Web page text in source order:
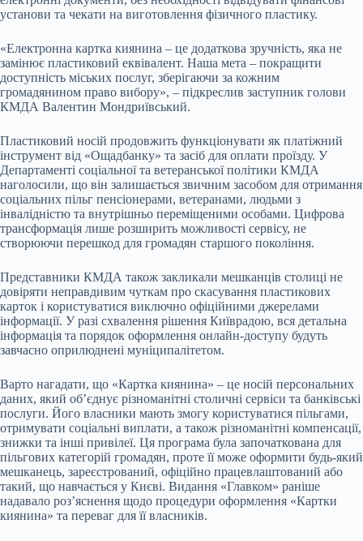
установи та чекати на виготовлення фізичного пластику.
«Електронна картка киянина – це додаткова зручність, яка не
замінює пластиковий еквівалент. Наша мета – покращити
доступність міських послуг, зберігаючи за кожним
громадянином право вибору», – підкреслив заступник голови
КМДА Валентин Мондриївський.
Пластиковий носій продовжить функціонувати як платіжний
інструмент від «Ощадбанку» та засіб для оплати проїзду. У
Департаменті соціальної та ветеранської політики КМДА
наголосили, що він залишається звичним засобом для отримання
соціальних пільг пенсіонерами, ветеранами, людьми з
інвалідністю та внутрішньо переміщеними особами. Цифрова
трансформація лише розширить можливості сервісу, не
створюючи перешкод для громадян старшого покоління.
Представники КМДА також закликали мешканців столиці не
довіряти неправдивим чуткам про скасування пластикових
карток і користуватися виключно офіційними джерелами
інформації. У разі схвалення рішення Київрадою, вся детальна
інформація та порядок оформлення онлайн-доступу будуть
завчасно оприлюднені муніципалітетом.
Варто нагадати, що «Картка киянина» – це носій персональних
даних, який об’єднує різноманітні столичні сервіси та банківські
послуги. Його власники мають змогу користуватися пільгами,
отримувати соціальні виплати, а також різноманітні компенсації,
знижки та інші привілеї. Ця програма була започаткована для
пільгових категорій громадян, проте її може оформити будь-який
мешканець, зареєстрований, офіційно працевлаштований або
такий, що навчається у Києві. Видання «Главком» раніше
надавало роз’яснення щодо процедури оформлення «Картки
киянина» та переваг для її власників.